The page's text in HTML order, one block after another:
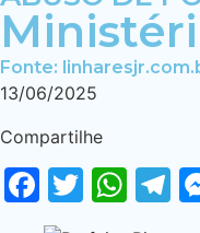
Fonte:
13/06/2025
Compartilhe
Twitter